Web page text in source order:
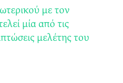
με τον
μία από τις
μελέτης του